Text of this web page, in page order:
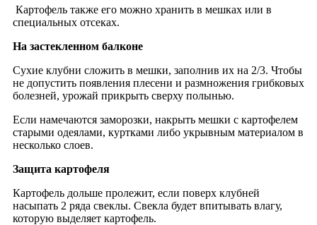
Картофель также его можно хранить в мешках или в
специальных отсеках.
На застекленном балконе
Сухие клубни сложить в мешки, заполнив их на 2/3. Чтобы
не допустить появления плесени и размножения грибковых
болезней, урожай прикрыть сверху полынью.
Если намечаются заморозки, накрыть мешки с картофелем
старыми одеялами, куртками либо укрывным материалом в
несколько слоев.
Защита картофеля
Картофель дольше пролежит, если поверх клубней
насыпать 2 ряда свеклы. Свекла будет впитывать влагу,
которую выделяет картофель.